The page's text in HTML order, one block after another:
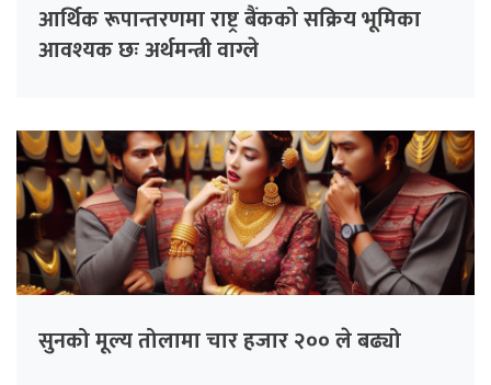
आर्थिक रूपान्तरणमा राष्ट्र बैंकको सक्रिय भूमिका
आवश्यक छः अर्थमन्त्री वाग्ले
सुनको मूल्य तोलामा चार हजार २०० ले बढ्यो